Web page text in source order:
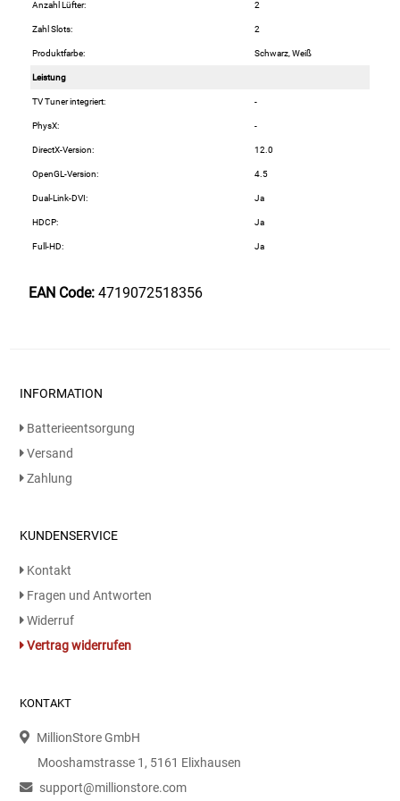
Wein
Wurst
Zucker / Süßstoffe
Anzahl Lüfter: 2
Zahl Slots: 2
Produktfarbe: Schwarz, Weiß
Leistung
TV Tuner integriert: -
PhysX: -
DirectX-Version: 12.0
OpenGL-Version: 4.5
Dual-Link-DVI: Ja
HDCP: Ja
Full-HD: Ja
EAN Code:4719072518356
INFORMATION
Batterieentsorgung
Versand
Zahlung
KUNDENSERVICE
Kontakt
Fragen und Antworten
Widerruf
Vertrag widerrufen
KONTAKT
MillionStore GmbH
Mooshamstrasse 1, 5161 Elixhausen
support@millionstore.com